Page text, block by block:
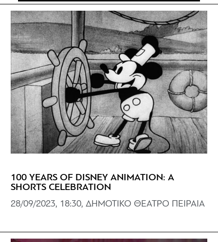
100 YEARS OF DISNEY ANIMATION: A
SHORTS CELEBRATION
28/09/2023, 18:30, ΔΗΜΟΤΙΚΟ ΘΕΑΤΡΟ ΠΕΙΡΑΙΑ